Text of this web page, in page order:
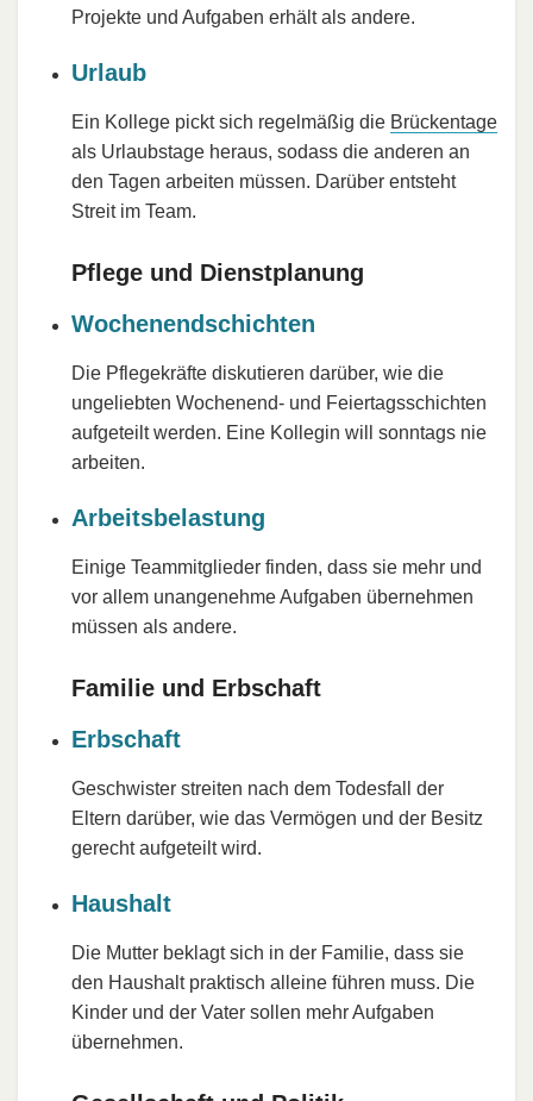
Projekte und Aufgaben erhält als andere.
Urlaub
Ein Kollege pickt sich regelmäßig die Brückentage
als Urlaubstage heraus, sodass die anderen an
den Tagen arbeiten müssen. Darüber entsteht
Streit im Team.
Pflege und Dienstplanung
Wochenendschichten
Die Pflegekräfte diskutieren darüber, wie die
ungeliebten Wochenend- und Feiertagsschichten
aufgeteilt werden. Eine Kollegin will sonntags nie
arbeiten.
Arbeitsbelastung
Einige Teammitglieder finden, dass sie mehr und
vor allem unangenehme Aufgaben übernehmen
müssen als andere.
Familie und Erbschaft
Erbschaft
Geschwister streiten nach dem Todesfall der
Eltern darüber, wie das Vermögen und der Besitz
gerecht aufgeteilt wird.
Haushalt
Die Mutter beklagt sich in der Familie, dass sie
den Haushalt praktisch alleine führen muss. Die
Kinder und der Vater sollen mehr Aufgaben
übernehmen.